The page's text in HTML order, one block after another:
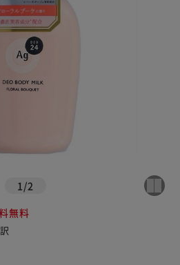
1 /2
無料